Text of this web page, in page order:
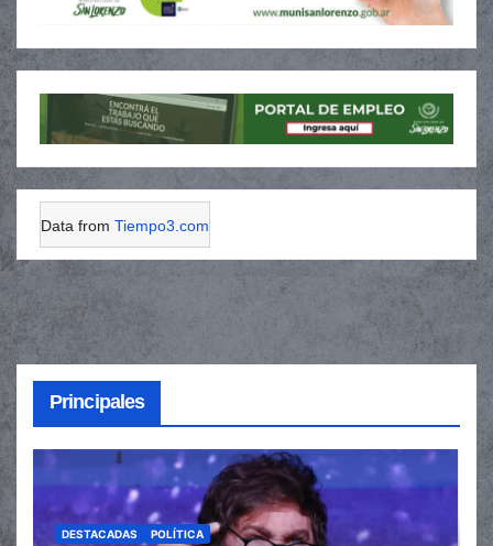
Data from Tiempo3.com
Principales
DESTACADAS POLÍTICA